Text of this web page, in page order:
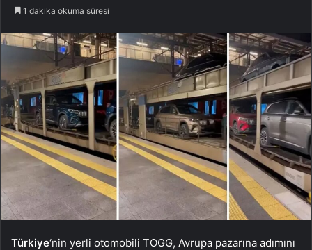
1 dakika okuma süresi
Türkiye‘nin yerli otomobili TOGG, Avrupa pazarına adımını